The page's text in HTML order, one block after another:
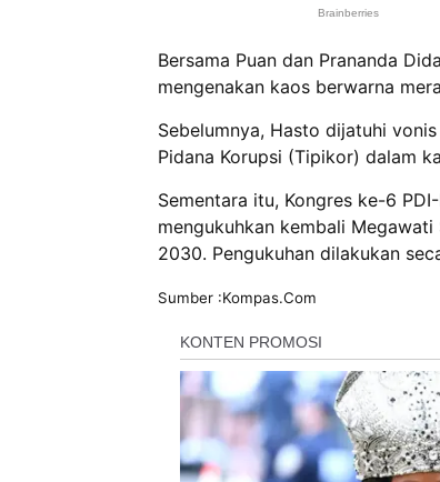
Bersama Puan dan Prananda
mengenakan kaos berwarna
Sebelumnya, Hasto dijatuhi
Pidana Korupsi (Tipikor) dalam
Sementara itu, Kongres ke-6
mengukuhkan kembali
2030. Pengukuhan dilakukan
Sumber :Kompas.Com